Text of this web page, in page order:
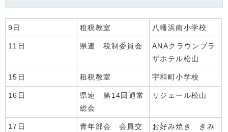
9日 租税教室 八幡浜南小学校
11日 県連 税制委員会
ANAクラウンプラ
ザホテル松山
15日 租税教室 宇和町小学校
16日
県連 第14回通常
総会
リジェール松山
17日
青年部会 会員交
お好み焼き きみ